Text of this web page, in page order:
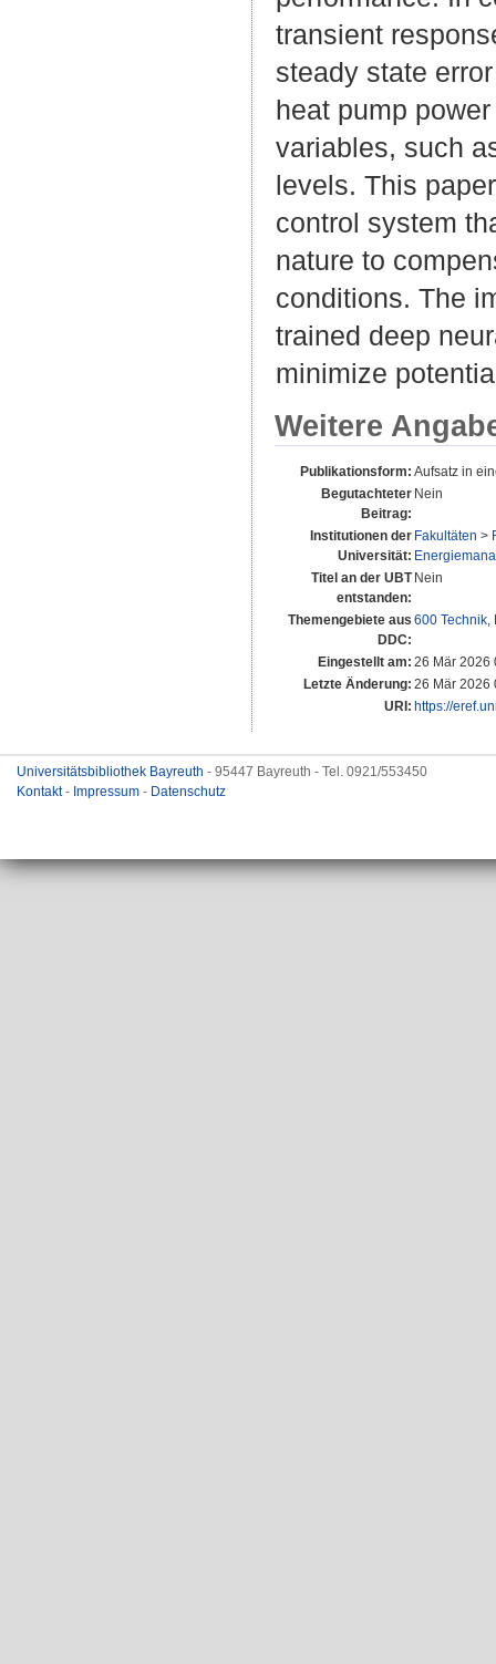
transient
steady state
heat pump
variables, such
levels. This
control system
nature to
conditions. The
trained deep
minimize
Weitere
Publikationsform: Aufsatz in
Begutachteter
Beitrag:
Nein
Institutionen der
Universität:
Fakultäten >
Titel an der UBT
entstanden:
Nein
Themengebiete aus
DDC:
600 Technik,
Eingestellt am: 26 Mär 2026
Letzte Änderung: 26 Mär 2026
URI: https://
Universitätsbibliothek Bayreuth - 95447 Bayreuth - Tel. 0921/553450
Kontakt- Impressum - Datenschutz